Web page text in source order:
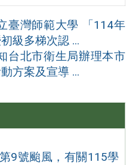
9號颱風，有關115學
臺灣師範大學 「114年
級多梯次認 ...
台北市衛生局辦理本市
方案及宣導 ...